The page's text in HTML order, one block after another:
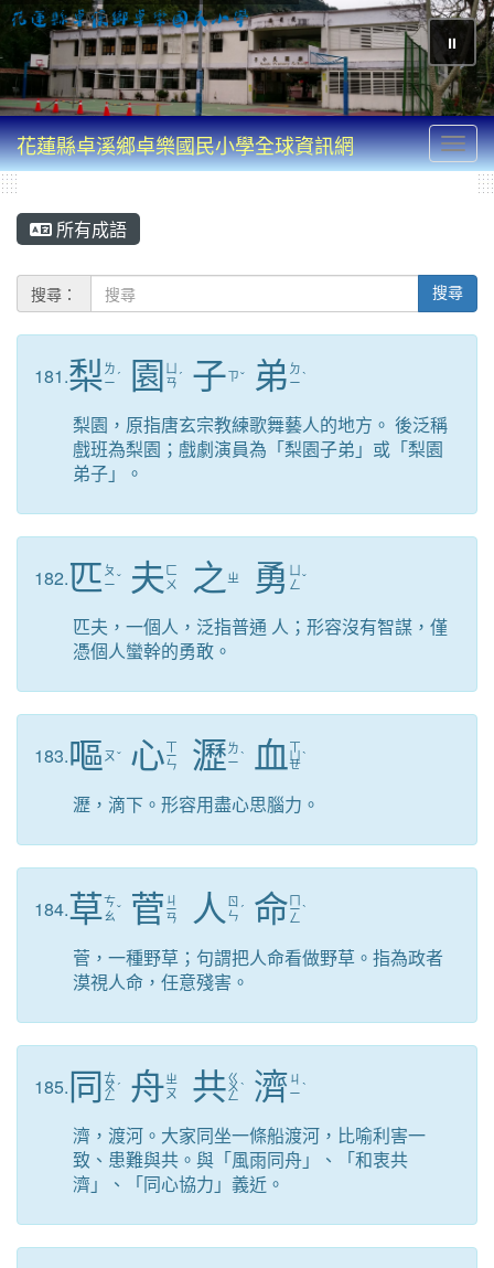
⏸
花蓮縣卓溪鄉卓樂國民小學全球資訊網
所有成語
搜尋： 搜尋
181.梨ㄌ
ㄧ ˊ 園 ㄢ ˊ 子 ㄗˇ 弟 ㄉ
ㄧˋ
梨園，原指唐玄宗教練歌舞藝人的地方。 後泛稱
戲班為梨園；戲劇演員為「梨園子弟」或「梨園
弟子」。
182.匹 ㄆ
ㄧˇ 夫 ㄈ
ㄨ
之ㄓ 勇 ㄥ ˇ
匹夫，一個人，泛指普通 人；形容沒有智謀，僅
憑個人蠻幹的勇敢。
183.嘔 ㄡ ˇ 心ㄧ
ㄣ 瀝ㄌ
ㄧˋ 血 ㄩ
ㄝ
ˋ
瀝，滴下。形容用盡心思腦力。
184.草ㄘ
ㄠˇ 菅 ㄐ
ㄧ
ㄢ 人 ㄖ
ㄣ ˊ 命ㄧ
ㄥ
ˋ
菅，一種野草；句謂把人命看做野草。指為政者
漠視人命，任意殘害。
185. 同 ㄊ
ㄨ
ㄥ
ˊ 舟ㄓ
ㄡ
共ㄍ
ㄨ
ㄥ
ˋ 濟 ㄐ
ㄧˋ
濟，渡河。大家同坐一條船渡河，比喻利害一
致、患難與共。與「風雨同舟」、「和衷共
濟」、「同心協力」義近。